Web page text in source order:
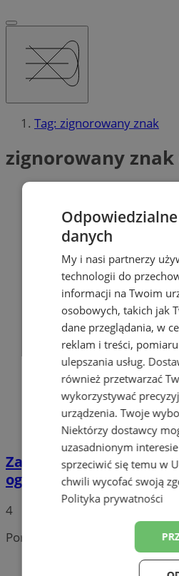
Tag: zignorowany znak
zignorowany znak
Zagraniczny kierowca
ograniczenie dot.
4
Portal należy do sieci
danych
My i nasi partnerzy
technologii do
informacji na Twoim
osobowych, takich jak
dane przeglądania, w
reklam i treści,
ulepszania usług.
również przetwarzać
wykorzystywać
urządzenia. Twoje
Niektórzy dostawcy
uzasadnionym
sprzeciwić się temu w
chwili wycofać swoją
Polityka prywatności